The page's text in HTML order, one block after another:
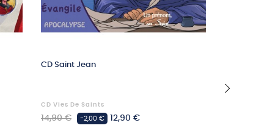
CD Saint Jean
CD Vies De Saints
Prix
14,90 € -2,00 € Prix
12,90 €